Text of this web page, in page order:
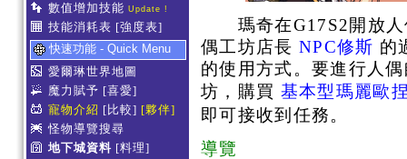
數值增加技能 Update !
技能消耗表 [強度表]
快速功能 - Quick Menu
愛爾琳世界地圖
魔力賦予 [喜愛]
寵物介紹 [比較] [夥伴]
怪物導覽搜尋
地下城資料 [料理]
瑪奇在G17S2開放人
偶工坊店長NPC修斯 的
的使用方式。要進行人
坊，購買 基本型瑪麗歐
即可接收到任務。
導覽